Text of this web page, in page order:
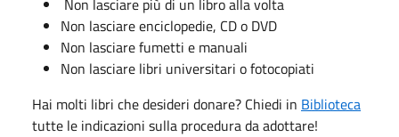
Non lasciare più di un libro alla volta
Non lasciare enciclopedie, CD o DVD
Non lasciare fumetti e manuali
Non lasciare libri universitari o fotocopiati
Hai molti libri che desideri donare? Chiedi in Biblioteca
tutte le indicazioni sulla procedura da adottare!